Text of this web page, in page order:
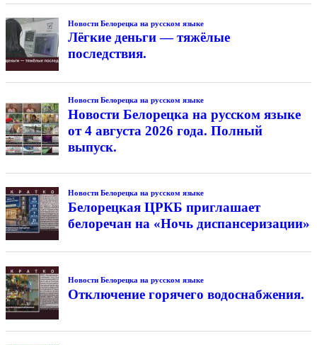
Новости Белорецка на русском языке
Лёгкие деньги — тяжёлые
последствия.
Новости Белорецка на русском языке
Новости Белорецка на русском языке
от 4 августа 2026 года. Полный
выпуск.
Новости Белорецка на русском языке
Белорецкая ЦРКБ приглашает
белоречан на «Ночь диспансеризации»
Новости Белорецка на русском языке
Отключение горячего водоснабжения.